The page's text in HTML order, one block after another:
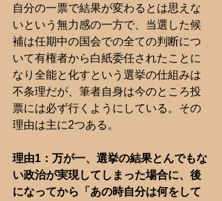
自分の一票で結果が変わるとは思えな
いという無力感の一方で、当選した候
補は任期中の国会での全ての判断につ
いて有権者から白紙委任されたことに
なり全能と化すという選挙の仕組みは
不条理だが、筆者自身は今のところ投
票には必ず行くようにしている。その
理由は主に2つある。
理由1：万が一、選挙の結果とんでもな
い政治が実現してしまった場合に、後
になってから「あの時自分は何をして